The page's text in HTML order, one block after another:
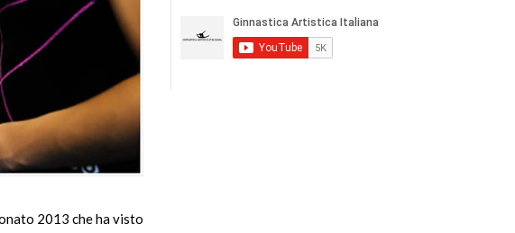
2013 che ha visto